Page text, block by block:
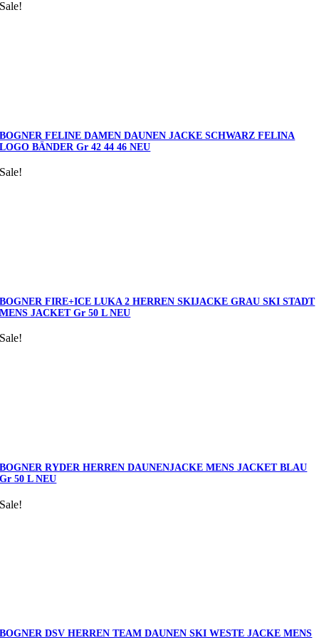
Sale!
BOGNER FELINE DAMEN DAUNEN JACKE SCHWARZ FELINA
LOGO BÄNDER Gr 42 44 46 NEU
Sale!
BOGNER FIRE+ICE LUKA 2 HERREN SKIJACKE GRAU SKI STADT
MENS JACKET Gr 50 L NEU
Sale!
BOGNER RYDER HERREN DAUNENJACKE MENS JACKET BLAU
Gr 50 L NEU
Sale!
BOGNER DSV HERREN TEAM DAUNEN SKI WESTE JACKE MENS